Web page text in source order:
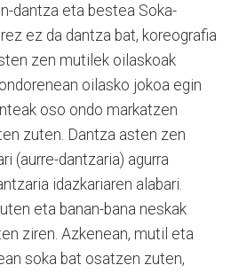
dantza eta bestea Soka-
ez da dantza bat, koreografia
zen mutilek oilaskoak
oilasko jokoa egin
oso ondo markatzen
zuten. Dantza asten zen
(aurre-dantzaria) agurra
idazkariaren alabari.
eta banan-bana neskak
ziren. Azkenean, mutil eta
soka bat osatzen zuten,